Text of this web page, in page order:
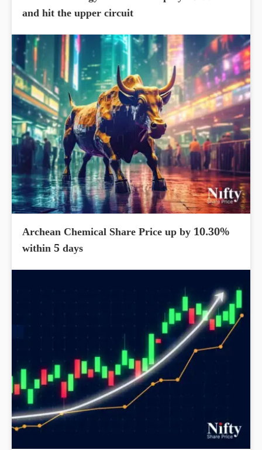
and hit the upper circuit
Archean Chemical Share Price up by 10.30%
within 5 days